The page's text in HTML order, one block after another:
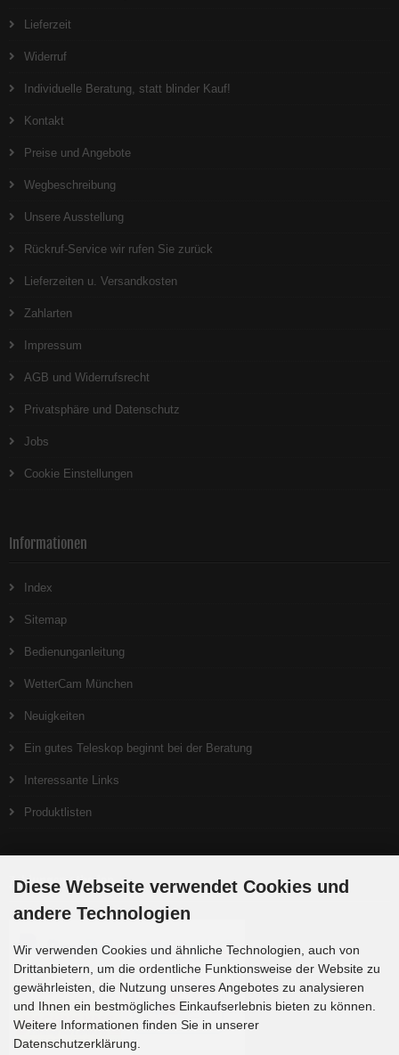
Lieferzeit
Widerruf
Individuelle Beratung, statt blinder Kauf!
Kontakt
Preise und Angebote
Wegbeschreibung
Unsere Ausstellung
Rückruf-Service wir rufen Sie zurück
Lieferzeiten u. Versandkosten
Zahlarten
Impressum
AGB und Widerrufsrecht
Privatsphäre und Datenschutz
Jobs
Cookie Einstellungen
Informationen
Index
Sitemap
Bedienunganleitung
WetterCam München
Neuigkeiten
Ein gutes Teleskop beginnt bei der Beratung
Interessante Links
Produktlisten
Zahlungsmethoden
Diese Webseite verwendet Cookies und
andere Technologien
Wir verwenden Cookies und ähnliche Technologien, auch von
Drittanbietern, um die ordentliche Funktionsweise der Website zu
gewährleisten, die Nutzung unseres Angebotes zu analysieren
und Ihnen ein bestmögliches Einkaufserlebnis bieten zu können.
Weitere Informationen finden Sie in unserer
Datenschutzerklärung.